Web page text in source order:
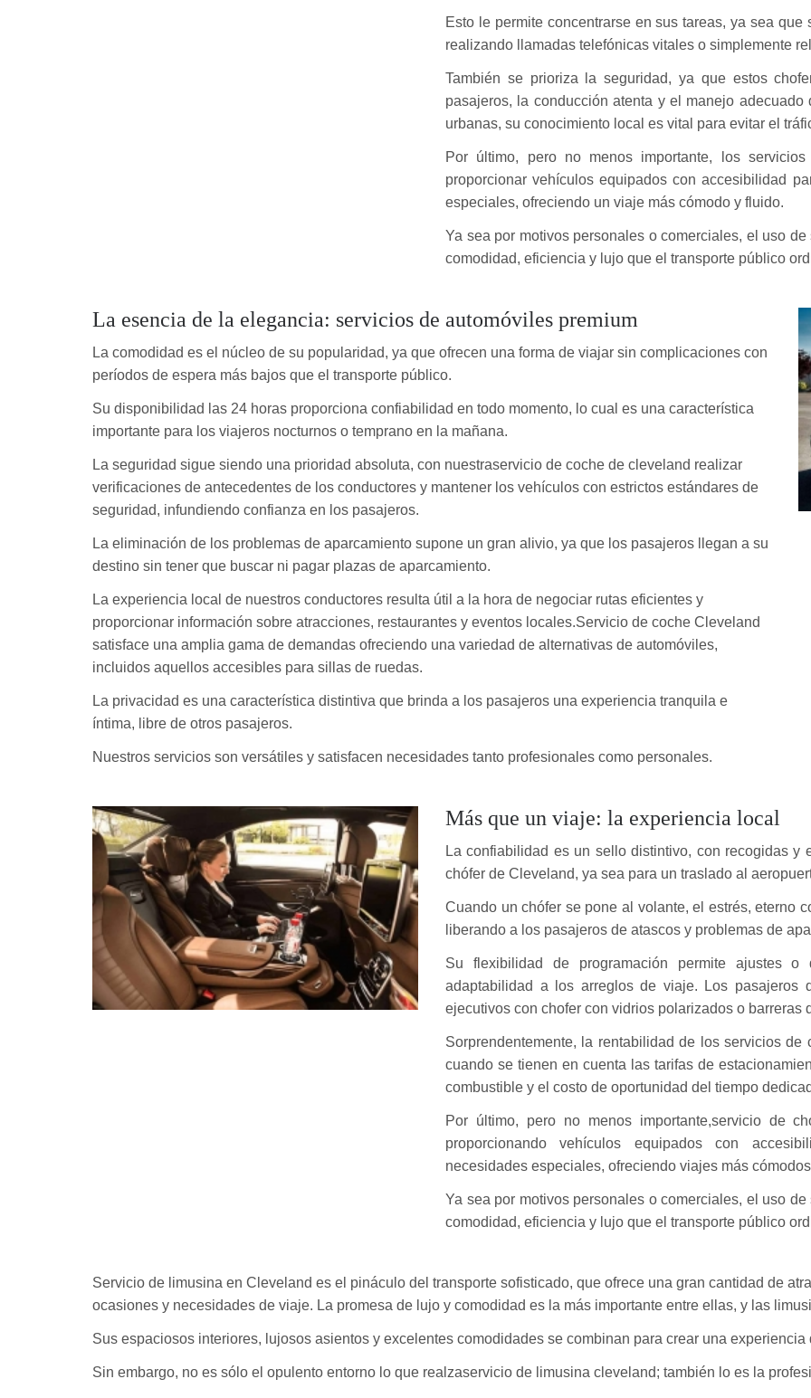
Esto le permite concentrarse en sus tareas, ya sea
realizando llamadas telefónicas vitales o simplemente
También se prioriza la seguridad, ya que estos
pasajeros, la conducción atenta y el manejo
urbanas, su conocimiento local es vital para evitar el
Por último, pero no menos importante, los
proporcionar vehículos equipados con accesibilidad
especiales, ofreciendo un viaje más cómodo y fluido.
Ya sea por motivos personales o comerciales, el uso
comodidad, eficiencia y lujo que el transporte público
La esencia de la elegancia: servicios de automóviles premium
La comodidad es el núcleo de su popularidad, ya que ofrecen una forma de viajar sin complicaciones con
períodos de espera más bajos que el transporte público.
Su disponibilidad las 24 horas proporciona confiabilidad en todo momento, lo cual es una característica
importante para los viajeros nocturnos o temprano en la mañana.
La seguridad sigue siendo una prioridad absoluta, con nuestraservicio de coche de cleveland realizar
verificaciones de antecedentes de los conductores y mantener los vehículos con estrictos estándares de
seguridad, infundiendo confianza en los pasajeros.
La eliminación de los problemas de aparcamiento supone un gran alivio, ya que los pasajeros llegan a su
destino sin tener que buscar ni pagar plazas de aparcamiento.
La experiencia local de nuestros conductores resulta útil a la hora de negociar rutas eficientes y
proporcionar información sobre atracciones, restaurantes y eventos locales.Servicio de coche Cleveland
satisface una amplia gama de demandas ofreciendo una variedad de alternativas de automóviles,
incluidos aquellos accesibles para sillas de ruedas.
La privacidad es una característica distintiva que brinda a los pasajeros una experiencia tranquila e
íntima, libre de otros pasajeros.
Nuestros servicios son versátiles y satisfacen necesidades tanto profesionales como personales.
Más que un viaje: la experiencia local
La confiabilidad es un sello distintivo, con recogidas y
chófer de Cleveland, ya sea para un traslado al
Cuando un chófer se pone al volante, el estrés, eterno
liberando a los pasajeros de atascos y problemas de
Su flexibilidad de programación permite ajustes
adaptabilidad a los arreglos de viaje. Los pasajeros
ejecutivos con chofer con vidrios polarizados o barreras
Sorprendentemente, la rentabilidad de los servicios
cuando se tienen en cuenta las tarifas de
combustible y el costo de oportunidad del tiempo
Por último, pero no menos importante,servicio de
proporcionando vehículos equipados con
necesidades especiales, ofreciendo viajes más
Ya sea por motivos personales o comerciales, el uso
comodidad, eficiencia y lujo que el transporte público
Servicio de limusina en Cleveland es el pináculo del transporte sofisticado, que ofrece una gran cantidad de
ocasiones y necesidades de viaje. La promesa de lujo y comodidad es la más importante entre ellas, y las
Sus espaciosos interiores, lujosos asientos y excelentes comodidades se combinan para crear una
Sin embargo, no es sólo el opulento entorno lo que realzaservicio de limusina cleveland; también lo es la